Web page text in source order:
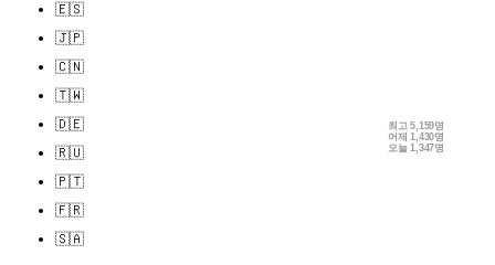
🇪🇸
🇯🇵
🇨🇳
🇹🇼
🇩🇪
🇷🇺
🇵🇹
🇫🇷
🇸🇦
최고5,159명
어제1,430명
오늘1,347명